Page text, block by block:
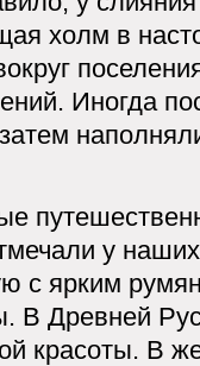
холм в
Иногда
у
с ярким
В Древней
красоты. В